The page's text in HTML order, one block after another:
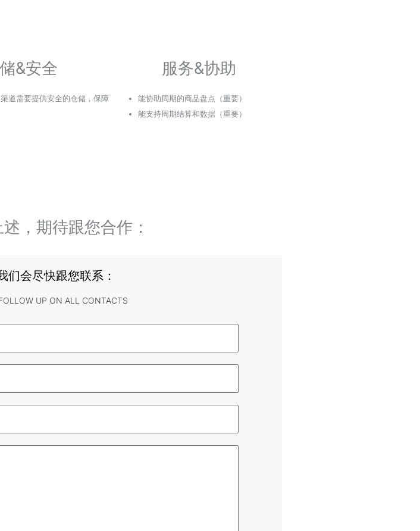
&安全
道需要提供安全的仓储，保障
服务&协助
能协助周期的商品盘点（重要）
能支持周期结算和数据（重要）
，期待跟您合作：
们会尽快跟您联系：
UP ON ALL CONTACTS